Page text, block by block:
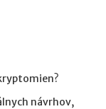
návrhov,